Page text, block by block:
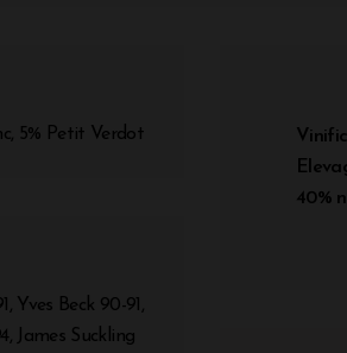
5% Petit Verdot
Yves Beck 90-91,
James Suckling
40%